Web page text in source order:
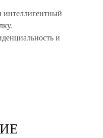
интеллигентный
и